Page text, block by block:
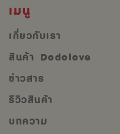
เมนู
เกี่ยวกับเรา
สินค้า Dodolove
ข่าวสาร
รีวิวสินค้า
บทความ